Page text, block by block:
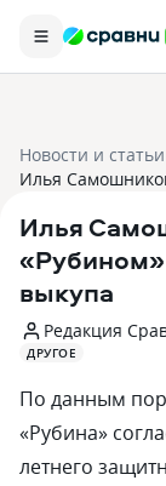
Новости и статьи
Илья
«Рубином»
выкупа
Редакция
ДРУГОЕ
По данным
«Рубина»
летнего